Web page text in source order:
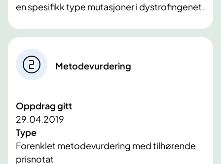
en spesifikk type mutasjoner i dystrofingenet.
Metodevurdering
Oppdrag gitt
29.04.2019
Type
Forenklet metodevurdering med tilhørende
prisnotat